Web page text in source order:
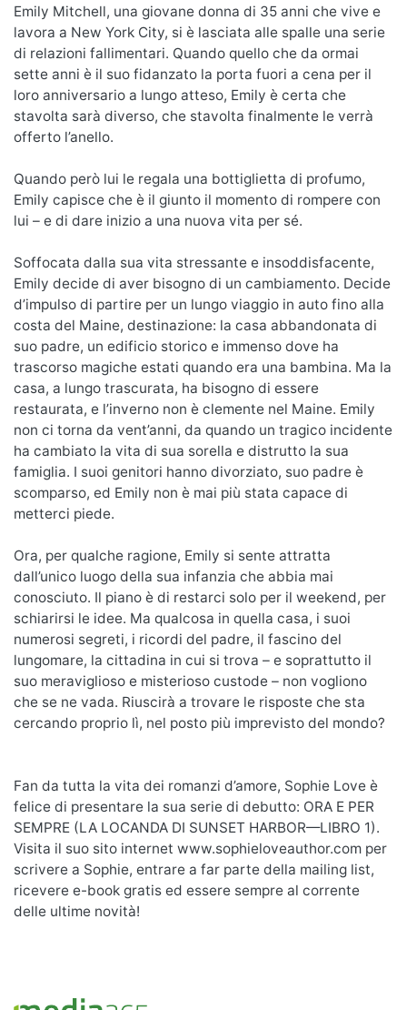
Emily Mitchell, una giovane donna di 35 anni che vive e
lavora a New York City, si è lasciata alle spalle una serie
di relazioni fallimentari. Quando quello che da ormai
sette anni è il suo fidanzato la porta fuori a cena per il
loro anniversario a lungo atteso, Emily è certa che
stavolta sarà diverso, che stavolta finalmente le verrà
offerto l’anello.
Quando però lui le regala una bottiglietta di profumo,
Emily capisce che è il giunto il momento di rompere con
lui – e di dare inizio a una nuova vita per sé.
Soffocata dalla sua vita stressante e insoddisfacente,
Emily decide di aver bisogno di un cambiamento. Decide
d’impulso di partire per un lungo viaggio in auto fino alla
costa del Maine, destinazione: la casa abbandonata di
suo padre, un edificio storico e immenso dove ha
trascorso magiche estati quando era una bambina. Ma la
casa, a lungo trascurata, ha bisogno di essere
restaurata, e l’inverno non è clemente nel Maine. Emily
non ci torna da vent’anni, da quando un tragico incidente
ha cambiato la vita di sua sorella e distrutto la sua
famiglia. I suoi genitori hanno divorziato, suo padre è
scomparso, ed Emily non è mai più stata capace di
metterci piede.
Ora, per qualche ragione, Emily si sente attratta
dall’unico luogo della sua infanzia che abbia mai
conosciuto. Il piano è di restarci solo per il weekend, per
schiarirsi le idee. Ma qualcosa in quella casa, i suoi
numerosi segreti, i ricordi del padre, il fascino del
lungomare, la cittadina in cui si trova – e soprattutto il
suo meraviglioso e misterioso custode – non vogliono
che se ne vada. Riuscirà a trovare le risposte che sta
cercando proprio lì, nel posto più imprevisto del mondo?
Fan da tutta la vita dei romanzi d’amore, Sophie Love è
felice di presentare la sua serie di debutto: ORA E PER
SEMPRE (LA LOCANDA DI SUNSET HARBOR—LIBRO 1).
Visita il suo sito internet www.sophieloveauthor.com per
scrivere a Sophie, entrare a far parte della mailing list,
ricevere e-book gratis ed essere sempre al corrente
delle ultime novità!